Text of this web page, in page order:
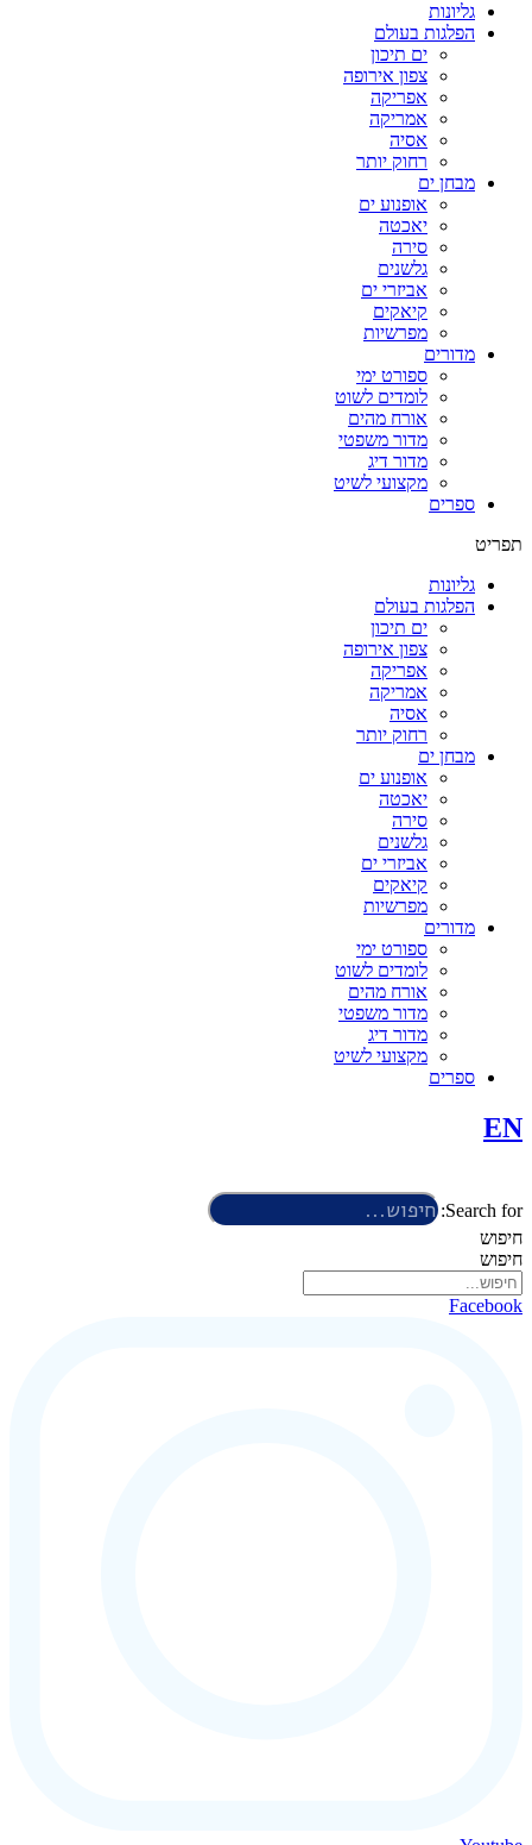
גליונות
הפלגות בעולם
ים תיכון
צפון אירופה
אפריקה
אמריקה
אסיה
רחוק יותר
מבחן ים
אופנוע ים
יאכטה
סירה
גלשנים
אביזרי ים
קיאקים
מפרשיות
מדורים
ספורט ימי
לומדים לשוט
אורח מהים
מדור משפטי
מדור דיג
מקצועי לשיט
ספרים
תפריט
גליונות
הפלגות בעולם
ים תיכון
צפון אירופה
אפריקה
אמריקה
אסיה
רחוק יותר
מבחן ים
אופנוע ים
יאכטה
סירה
גלשנים
אביזרי ים
קיאקים
מפרשיות
מדורים
ספורט ימי
לומדים לשוט
אורח מהים
מדור משפטי
מדור דיג
מקצועי לשיט
ספרים
EN
Search for:
חיפוש
חיפוש
Facebook